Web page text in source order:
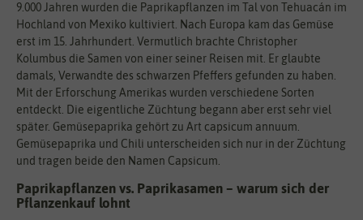
9.000 Jahren wurden die Paprikapflanzen im Tal von Tehuacán im
Hochland von Mexiko kultiviert. Nach Europa kam das Gemüse
erst im 15. Jahrhundert. Vermutlich brachte Christopher
Kolumbus die Samen von einer seiner Reisen mit. Er glaubte
damals, Verwandte des schwarzen Pfeffers gefunden zu haben.
Mit der Erforschung Amerikas wurden verschiedene Sorten
entdeckt. Die eigentliche Züchtung begann aber erst sehr viel
später. Gemüsepaprika gehört zu Art capsicum annuum.
Gemüsepaprika und Chili unterscheiden sich nur in der Züchtung
und tragen beide den Namen Capsicum.
Paprikapflanzen vs. Paprikasamen – warum sich der
Pflanzenkauf lohnt